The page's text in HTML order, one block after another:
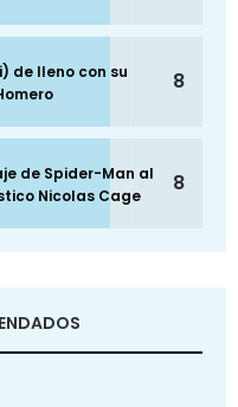
de lleno con su
8
de Spider-Man al
Nicolas Cage
8